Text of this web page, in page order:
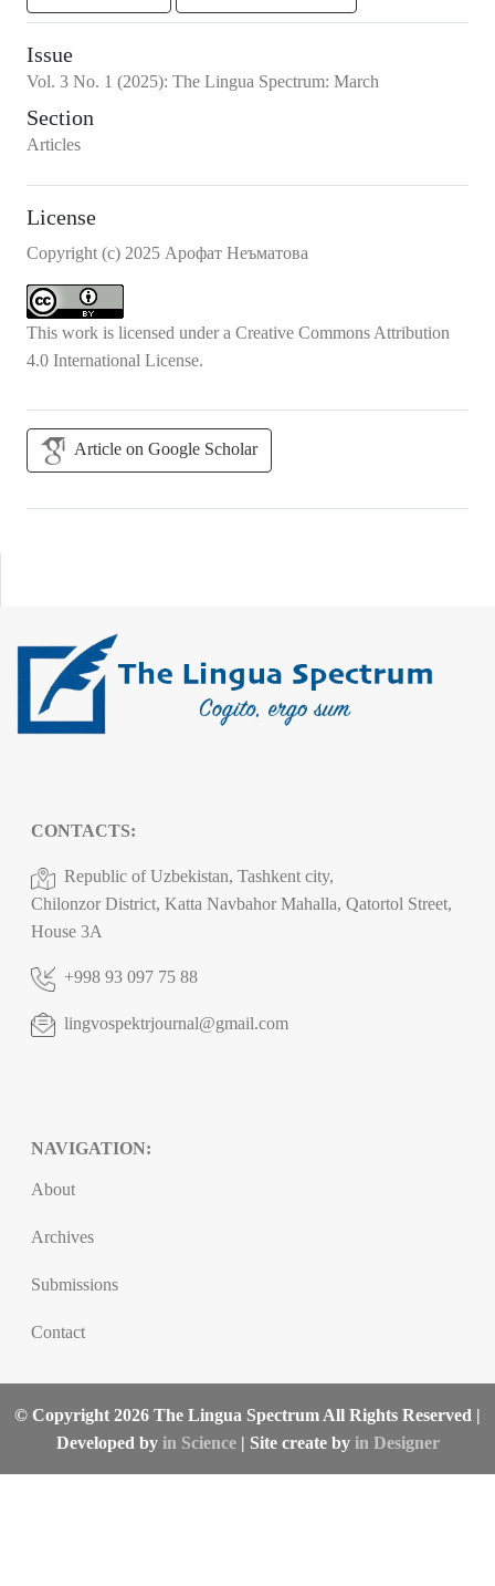
Issue
Vol. 3 No. 1 (2025): The Lingua Spectrum: March
Section
Articles
License
Copyright (c) 2025 Арофат Неъматова
This work is licensed under a Creative Commons Attribution
4.0 International License.
Article on Google Scholar
CONTACTS:
Republic of Uzbekistan, Tashkent city,
Chilonzor District, Katta Navbahor Mahalla, Qatortol Street,
House 3A
+998 93 097 75 88
lingvospektrjournal@gmail.com
NAVIGATION:
About
Archives
Submissions
Contact
© Copyright 2026 The Lingua Spectrum All Rights Reserved |
Developed by in Science| Site create by in Designer